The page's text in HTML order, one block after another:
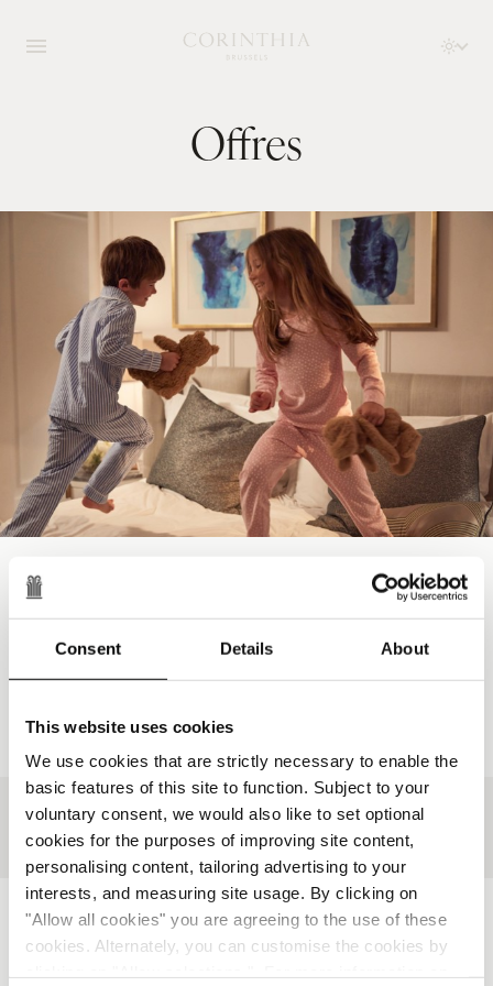
Consent Details About
This website uses cookies
We use cookies that are strictly necessary to enable the
basic features of this site to function. Subject to your
voluntary consent, we would also like to set optional
cookies for the purposes of improving site content,
personalising content, tailoring advertising to your
interests, and measuring site usage. By clicking on
"Allow all cookies" you are agreeing to the use of these
cookies. Alternately, you can customise the cookies by
Offres
Escapade en Famille
Un séjour en famille placé sous le signe du confort, du
exclusifs sur une seconde chambre et bien plus
encore pour profiter pleinement de la beauté de
Bruxelles.
RÉSERVATION
Restons en contact